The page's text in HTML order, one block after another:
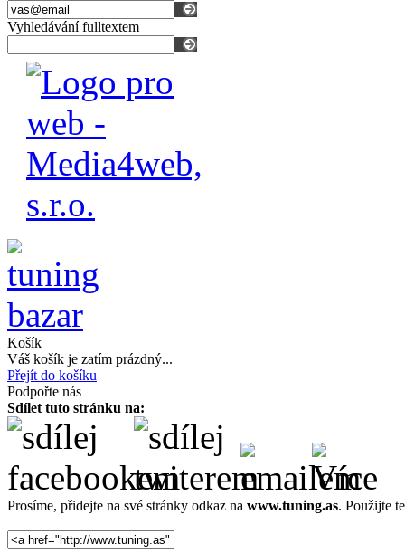
Vyhledávání fulltextem
Košík
Váš košík je zatím prázdný...
Přejít do košíku
Podpořte nás
Sdílet tuto stránku na:
Prosíme, přidejte na své stránky odkaz na www.tuning.as. Použijte